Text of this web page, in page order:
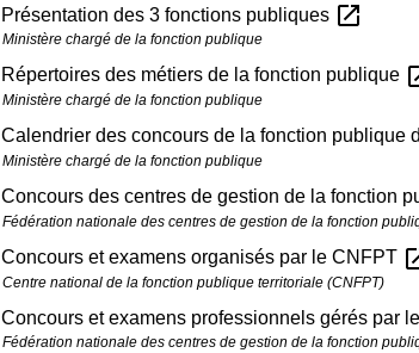
Présentation des 3 fonctions publiques open_in_new
Ministère chargé de la fonction publique
Répertoires des métiers de la fonction publique
Ministère chargé de la fonction publique
Calendrier des concours de la fonction publique
Ministère chargé de la fonction publique
Concours des centres de gestion de la fonction
Fédération nationale des centres de gestion de la fonction
Concours et examens organisés par le CNFPT
Centre national de la fonction publique territoriale (CNFPT)
Concours et examens professionnels gérés par
Fédération nationale des centres de gestion de la fonction